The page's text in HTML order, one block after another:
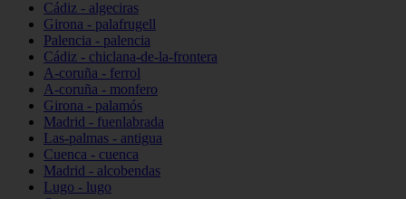
Cádiz - algeciras
Girona - palafrugell
Palencia - palencia
Cádiz - chiclana-de-la-frontera
A-coruña - ferrol
A-coruña - monfero
Girona - palamós
Madrid - fuenlabrada
Las-palmas - antigua
Cuenca - cuenca
Madrid - alcobendas
Lugo - lugo